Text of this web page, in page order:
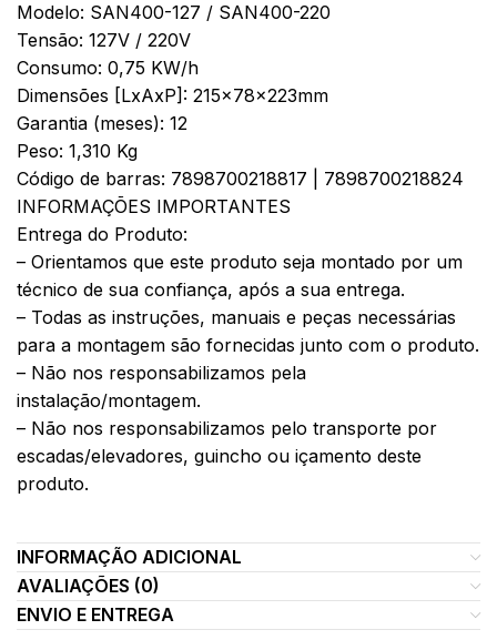
Modelo: SAN400-127 / SAN400-220
Tensão: 127V / 220V
Consumo: 0,75 KW/h
Dimensões [LxAxP]: 215x78x223mm
Garantia (meses): 12
Peso: 1,310 Kg
Código de barras: 7898700218817 | 7898700218824
INFORMAÇÕES IMPORTANTES
Entrega do Produto:
– Orientamos que este produto seja montado por um
técnico de sua confiança, após a sua entrega.
– Todas as instruções, manuais e peças necessárias
para a montagem são fornecidas junto com o produto.
– Não nos responsabilizamos pela
instalação/montagem.
– Não nos responsabilizamos pelo transporte por
escadas/elevadores, guincho ou içamento deste
produto.
INFORMAÇÃO ADICIONAL
AVALIAÇÕES (0)
ENVIO E ENTREGA